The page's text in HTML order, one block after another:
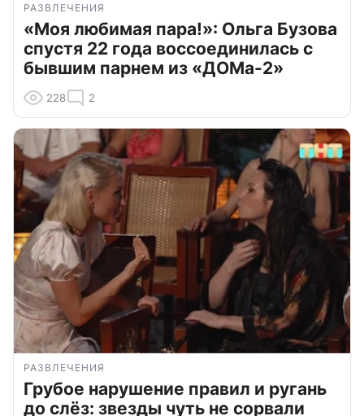
РАЗВЛЕЧЕНИЯ
«Моя любимая пара!»: Ольга Бузова
спустя 22 года воссоединилась с
бывшим парнем из «ДОМа-2»
228 2
РАЗВЛЕЧЕНИЯ
Грубое нарушение правил и ругань
до слёз: звезды чуть не сорвали